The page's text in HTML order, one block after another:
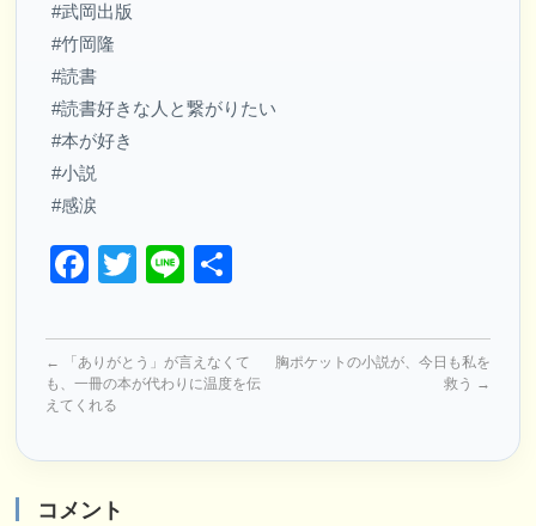
#武岡出版
#竹岡隆
#読書
#読書好きな人と繋がりたい
#本が好き
#小説
#感涙
Facebook
Twitter
Line
←
「ありがとう」が言えなくて
も、一冊の本が代わりに温度を伝
えてくれる
胸ポケットの小説が、今日も私を
救う →
コメント